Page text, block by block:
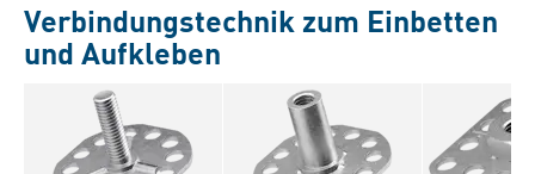
Verbindungstechnik zum Einbetten
und Aufkleben